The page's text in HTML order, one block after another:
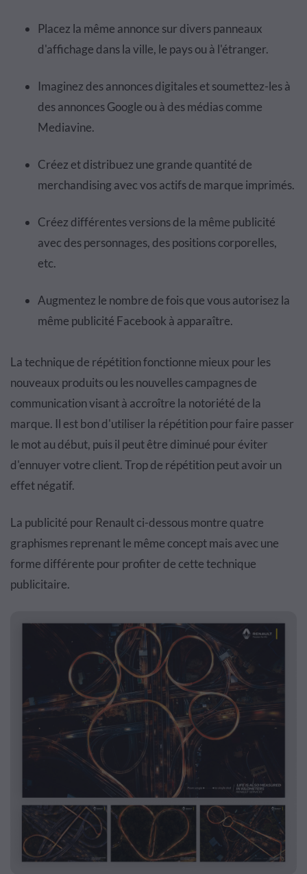
Placez la même annonce sur divers panneaux
d'affichage dans la ville, le pays ou à l'étranger.
Imaginez des annonces digitales et soumettez-les à
des annonces Google ou à des médias comme
Mediavine.
Créez et distribuez une grande quantité de
merchandising avec vos actifs de marque imprimés.
Créez différentes versions de la même publicité
avec des personnages, des positions corporelles,
etc.
Augmentez le nombre de fois que vous autorisez la
même publicité Facebook à apparaître.
La technique de répétition fonctionne mieux pour les
nouveaux produits ou les nouvelles campagnes de
communication visant à accroître la notoriété de la
marque. Il est bon d'utiliser la répétition pour faire passer
le mot au début, puis il peut être diminué pour éviter
d'ennuyer votre client. Trop de répétition peut avoir un
effet négatif.
La publicité pour Renault ci-dessous montre quatre
graphismes reprenant le même concept mais avec une
forme différente pour profiter de cette technique
publicitaire.